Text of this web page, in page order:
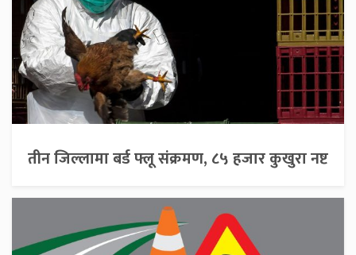
तीन जिल्लामा बर्ड फ्लू संक्रमण, ८५ हजार कुखुरा नष्ट